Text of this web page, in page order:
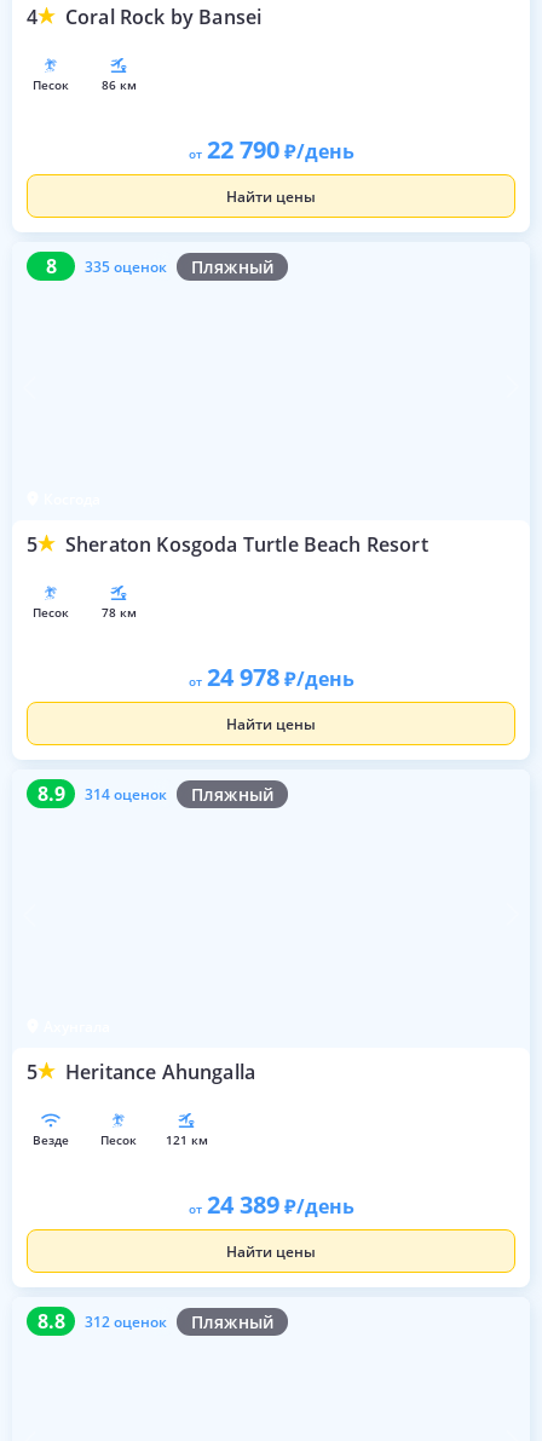
4 Coral Rock by Bansei
песок 86 км
от 22 790 /день
Найти цены
8 335 оценок Пляжный
5 Sheraton Kosgoda Turtle Beach Resort
8 335 оценок
песок 78 км
от 24 978 /день
Найти цены
8.9 314 оценок Пляжный
5 Heritance Ahungalla
8.9 314 оценок
везде песок 121 км
от 24 389 /день
Найти цены
8.8 312 оценок Пляжный
8.8 312 оценок